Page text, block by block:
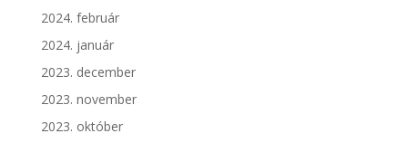
2024. február
2024. január
2023. december
2023. november
2023. október